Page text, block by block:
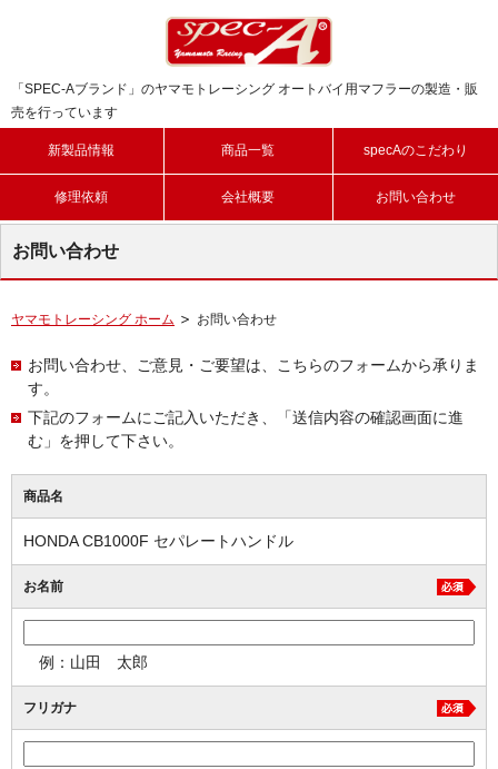
「SPEC-Aブランド」のヤマモトレーシング オートバイ用マフラーの製造・販
売を行っています
新製品情報 商品一覧 specAのこだわり
修理依頼 会社概要 お問い合わせ
お問い合わせ
ヤマモトレーシング ホーム お問い合わせ
お問い合わせ、ご意見・ご要望は、こちらのフォームから承りま
す。
下記のフォームにご記入いただき、「送信内容の確認画面に進
む」を押して下さい。
商品名
HONDA CB1000F セパレートハンドル
お名前
例：山田 太郎
フリガナ